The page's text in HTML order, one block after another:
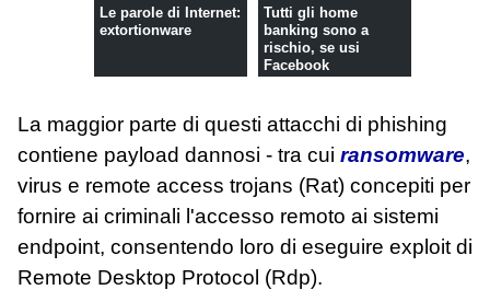
Le parole di Internet:
extortionware
Tutti gli home
banking sono a
rischio, se usi
Facebook
La maggior parte di questi attacchi di phishing
contiene payload dannosi - tra cui ransomware,
virus e remote access trojans (Rat) concepiti per
fornire ai criminali l'accesso remoto ai sistemi
endpoint, consentendo loro di eseguire exploit di
Remote Desktop Protocol (Rdp).